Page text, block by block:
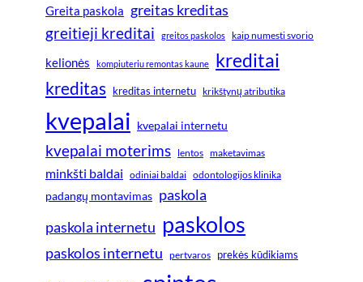
Greita paskola greitas kreditas
greitieji kreditai greitos paskolos kaip numesti svorio
kelionės kompiuteriu remontas kaune kreditai
kreditas kreditas internetu krikštynų atributika
kvepalai kvepalai internetu
kvepalai moterims lentos maketavimas
minkšti baldai odiniai baldai odontologijos klinika
padangų montavimas paskola
paskola internetu paskolos
paskolos internetu pertvaros prekės kūdikiams